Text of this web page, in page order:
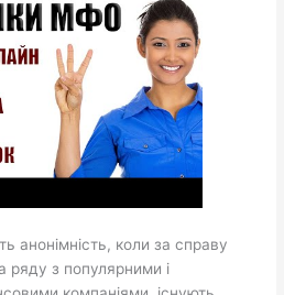
анонімність, коли за справу
ряду з популярними і